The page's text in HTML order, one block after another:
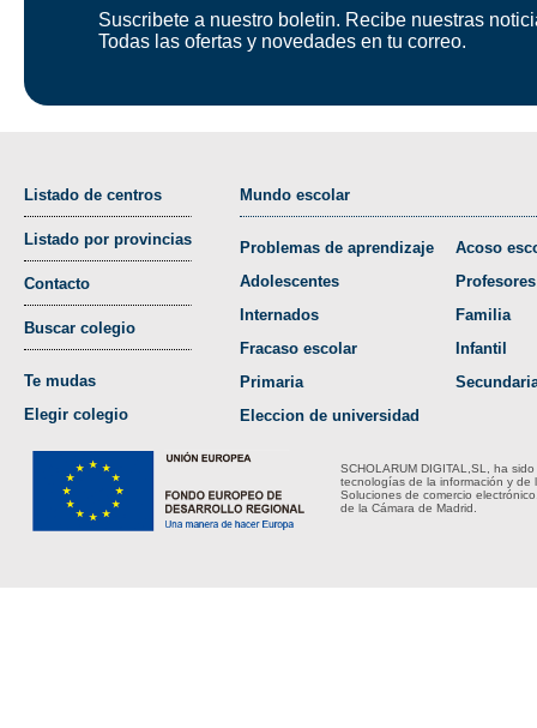
Suscribete a nuestro boletin. Recibe nuestras
Todas las ofertas y novedades en tu correo.
Listado de centros
Listado por provincias
Contacto
Buscar colegio
Te mudas
Elegir colegio
Mundo escolar
Problemas de aprendizaje
Adolescentes
Internados
Fracaso escolar
Primaria
Eleccion de universidad
Acoso
Profesores
Familia
Infantil
SCHOLARUM DIGITAL,SL, ha
tecnologías de la información y de
Soluciones de comercio
de la Cámara de Madrid.